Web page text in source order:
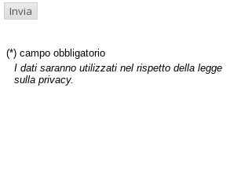
(*) campo obbligatorio
I dati saranno utilizzati nel rispetto della legge
sulla privacy.